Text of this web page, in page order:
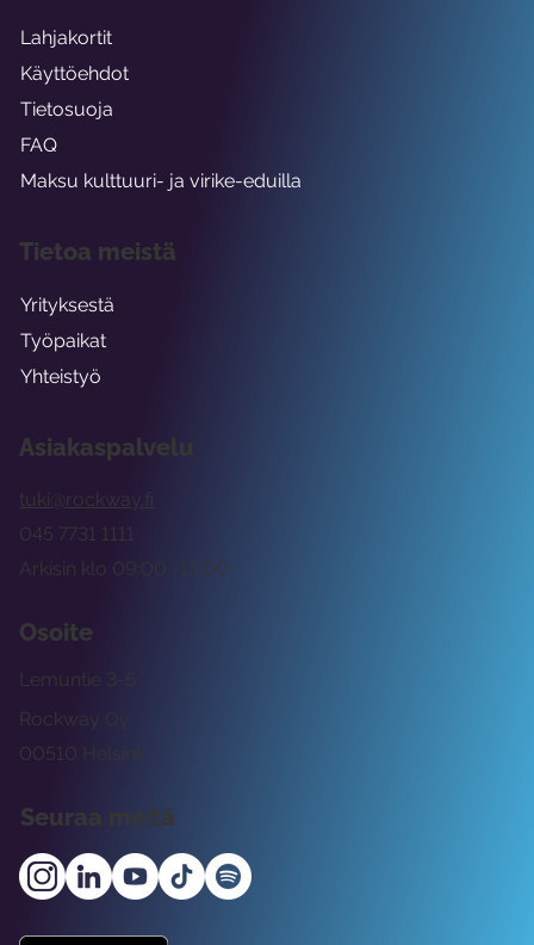
Asiakaspalvelu
tuki@rockway.fi
Arkisin klo 09:00 -15:00
045 7731 1111
Osoite
Rockway Oy
Lemuntie 3-5
00510 Helsinki
Seuraa meitä
Lahjakortit
Käyttöehdot
Tietosuoja
FAQ
Maksu kulttuuri- ja virike-eduilla
Tietoa meistä
Yrityksestä
Työpaikat
Yhteistyö